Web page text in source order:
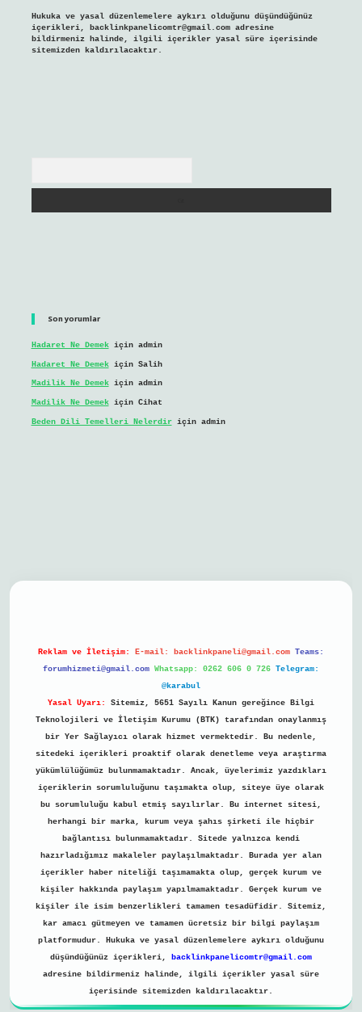
Hukuka ve yasal düzenlemelere aykırı olduğunu düşündüğünüz
içerikleri, backlinkpanelicomtr@gmail.comadresine
bildirmeniz halinde, ilgili içerikler yasal süre içerisinde
sitemizden kaldırılacaktır.
Son yorumlar
Hadaret Ne Demekiçin admin
Hadaret Ne Demekiçin Salih
Madilik Ne Demekiçin admin
Madilik Ne Demekiçin Cihat
Beden Dili Temelleri Nelerdiriçin admin
Reklam ve İletişim: E-mail: backlinkpaneli@gmail.com Teams:
forumhizmeti@gmail.com Whatsapp: 0262 606 0 726 Telegram:
@karabul
Yasal Uyarı:
Sitemiz, 5651 Sayılı Kanun gereğince Bilgi
Teknolojileri ve İletişim Kurumu (BTK) tarafından onaylanmış
bir Yer Sağlayıcı olarak hizmet vermektedir. Bu nedenle,
sitedeki içerikleri proaktif olarak denetleme veya araştırma
yükümlülüğümüz bulunmamaktadır. Ancak, üyelerimiz yazdıkları
içeriklerin sorumluluğunu taşımakta olup, siteye üye olarak
bu sorumluluğu kabul etmiş sayılırlar. Bu internet sitesi,
herhangi bir marka, kurum veya şahıs şirketi ile hiçbir
bağlantısı bulunmamaktadır. Sitede yalnızca kendi
hazırladığımız makaleler paylaşılmaktadır. Burada yer alan
içerikler haber niteliği taşımamakta olup, gerçek kurum ve
kişiler hakkında paylaşım yapılmamaktadır. Gerçek kurum ve
kişiler ile isim benzerlikleri tamamen tesadüfidir. Sitemiz,
kar amacı gütmeyen ve tamamen ücretsiz bir bilgi paylaşım
platformudur. Hukuka ve yasal düzenlemelere aykırı olduğunu
düşündüğünüz içerikleri,
backlinkpanelicomtr@gmail.com
adresine bildirmeniz halinde, ilgili içerikler yasal süre
içerisinde sitemizden kaldırılacaktır.